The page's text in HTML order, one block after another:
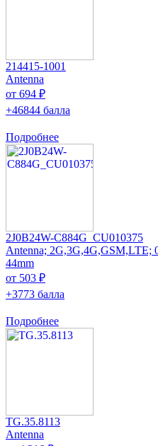
214415-1001
Antenna
от 694 ₽
+46844 балла
Подробнее
2J0B24W-C884G_CU010375
Antenna; 2G,3G,4G,GSM,LTE;
44mm
от 503 ₽
+3773 балла
Подробнее
TG.35.8113
Antenna